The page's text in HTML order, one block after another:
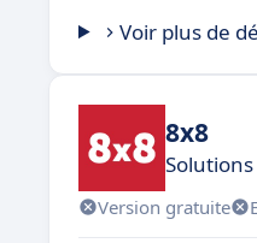
Voir plus de
8x8
Version gratuite